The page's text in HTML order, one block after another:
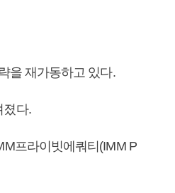
을 재가동하고 있다.
졌다.
프라이빗에쿼티(IMM P